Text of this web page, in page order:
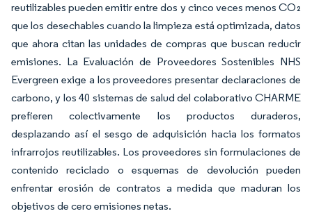
reutilizables pueden emitir entre dos y cinco veces menos CO₂
que los desechables cuando la limpieza está optimizada, datos
que ahora citan las unidades de compras que buscan reducir
emisiones. La Evaluación de Proveedores Sostenibles NHS
Evergreen exige a los proveedores presentar declaraciones de
carbono, y los 40 sistemas de salud del colaborativo CHARME
prefieren colectivamente los productos duraderos,
desplazando así el sesgo de adquisición hacia los formatos
infrarrojos reutilizables. Los proveedores sin formulaciones de
contenido reciclado o esquemas de devolución pueden
enfrentar erosión de contratos a medida que maduran los
objetivos de cero emisiones netas.